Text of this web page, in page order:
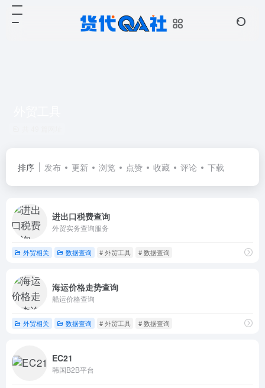
排序 发布 更新 浏览 点赞 收藏 评论 下载
进出口税费查询
外贸实务查询服务
外贸相关 数据查询 # 外贸工具 # 数据查询
海运价格走势查询
船运价格查询
外贸相关 数据查询 # 外贸工具 # 数据查询
EC21
韩国B2B平台